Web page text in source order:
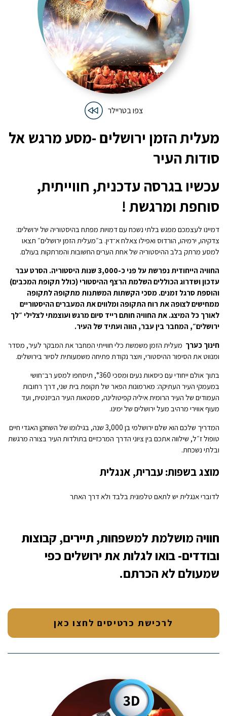
מעלית הזמן ירושלים -מסע מרגש אל
סודות העיר
עכשיו בגרסה עדכנית, חווייתית,
סוחפת ומרגשת !
דמיינו לעצמכם מפגש בלתי נשכח עם דמויות מפתח בהיסטוריה של ירושלים:
צדקיהו, ירמיהו, הורדוס ואפילו צאלח א־דין. ב״מעלית הזמן ירושלים״ תצאו
למסע מרתק בלב ההיסטוריה של אחת הערים החשובות והמרתקות בעולם.
החוויה הייחודית נפרשת על פני כ-3,000 שנות היסטוריה. הסרט עבר
עדכון ושדרוג הכוללים השלמת הרצף ההיסטורי (כולל תקופת המכבים)
והוספת סרגל זמנים. מסכי הקשתות המשתנות מתקופה לתקופה
ממחישים לצופה את רוח התקופה ומלווים את המעברים ההיסטוריים
לאורך כל המיצג. את החוויה חותם רייד סיום מרגש ועוצמתי לצלילי ״לך
ירושלים״, המחבר בין עבר, הווה ועתיד של העיר.
חינוך כערך מעלית הזמן משמשת כלי חווייתי המחבר את המבקר לעיר, מסדר
ומנווט את הסיפור ההיסטורי, ויוצר נקודת פתיחה משמעותית לסיור בירושלים.
בתוך אולם ייחודי עם כיסאות נעים ומסכי °360, תיסחפו למסע רב־חושי
במעמקי העיר העתיקה: מארמונות הפאר של תקופת בית שני, דרך רחובות
העמודים של העיר הרומית איליה קפיטולינה, סמטאות העיר הביזנטית, ועד
מעוף אווירי מרהיב מעל ירושלים של ימינו.
המדריך שלכם הוא שלם ירושלמי בן 3,000 שנה, בגילומו של השחקן האגדי חיים
טופול ז״ל, שילווה אתכם בין ציוני הדרך המרכזיים בתולדות העיר בצורה מרגשת
ובלתי נשכחת.
מוצג בשפות: עברית, אנגלית
לדוברי אנגלית יש לתאם טלפונית בלבד ולא דרך האתר
חוויה מושלמת למשפחות, תיירים, קבוצות
ובודדים- בואו לגלות את ירושלים כפי
שמעולם לא הכרתם.
לרכישת כרטיסים לחצו כאן
צפו בטריילר